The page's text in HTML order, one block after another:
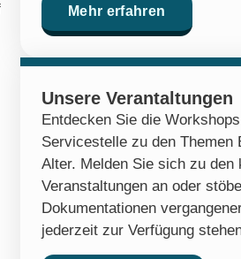
Mehr erfahren
Unsere Verantaltungen
Entdecken Sie die
Servicestelle zu den Themen
Alter. Melden Sie sich zu den
Veranstaltungen an oder
Dokumentationen
jederzeit zur Verfügung